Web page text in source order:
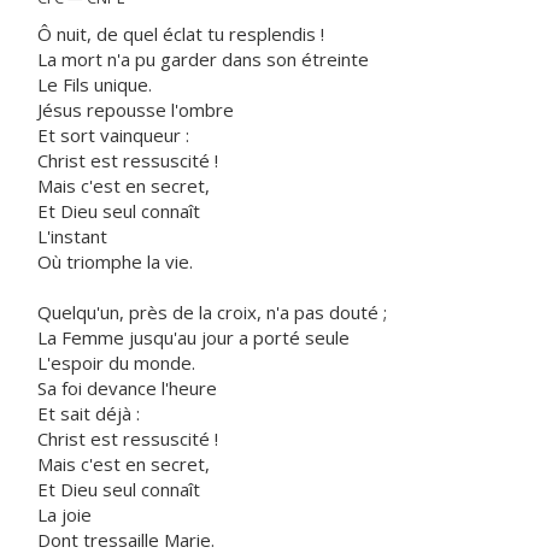
Ô nuit, de quel éclat tu resplendis !
La mort n'a pu garder dans son étreinte
Le Fils unique.
Jésus repousse l'ombre
Et sort vainqueur :
Christ est ressuscité !
Mais c'est en secret,
Et Dieu seul connaît
L'instant
Où triomphe la vie.
Quelqu'un, près de la croix, n'a pas douté ;
La Femme jusqu'au jour a porté seule
L'espoir du monde.
Sa foi devance l'heure
Et sait déjà :
Christ est ressuscité !
Mais c'est en secret,
Et Dieu seul connaît
La joie
Dont tressaille Marie.